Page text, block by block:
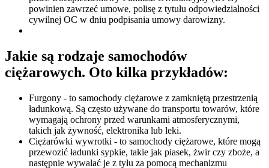
powinien zawrzeć umowe, polisę z tytułu odpowiedzialności
cywilnej OC w dniu podpisania umowy darowizny.
Jakie są rodzaje samochodów
ciężarowych. Oto kilka przykładów:
Furgony - to samochody ciężarowe z zamkniętą przestrzenią
ładunkową. Są często używane do transportu towarów, które
wymagają ochrony przed warunkami atmosferycznymi,
takich jak żywność, elektronika lub leki.
Ciężarówki wywrotki - to samochody ciężarowe, które mogą
przewozić ładunki sypkie, takie jak piasek, żwir czy zboże, a
następnie wywalać je z tyłu za pomocą mechanizmu